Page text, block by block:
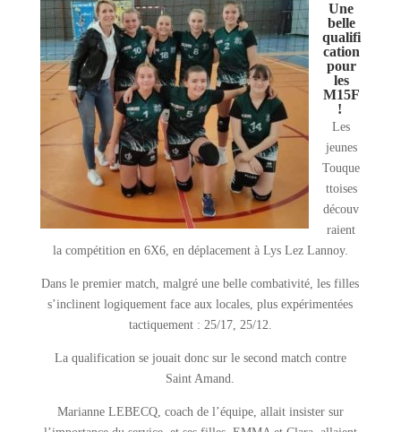
Une
belle
qualifi
cation
pour
les
M15F
!
Les
jeunes
Touque
ttoises
découv
raient
la compétition en 6X6, en déplacement à Lys Lez Lannoy.
Dans le premier match, malgré une belle combativité, les filles
s’inclinent logiquement face aux locales, plus expérimentées
tactiquement : 25/17, 25/12.
La qualification se jouait donc sur le second match contre
Saint Amand.
Marianne LEBECQ, coach de l’équipe, allait insister sur